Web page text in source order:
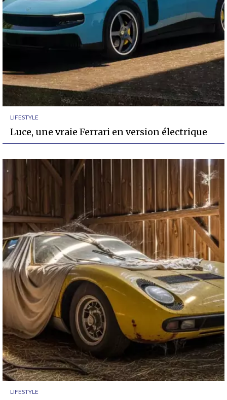
LIFESTYLE
Luce, une vraie Ferrari en version électrique
LIFESTYLE